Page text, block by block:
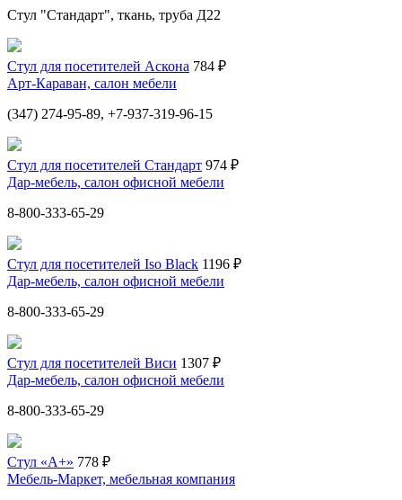
Стул "Стандарт", ткань, труба Д22
Стул для посетителей Аскона 784 ₽
Арт-Караван, салон мебели
(347) 274-95-89, +7-937-319-96-15
Стул для посетителей Стандарт 974 ₽
Дар-мебель, салон офисной мебели
8-800-333-65-29
Стул для посетителей Iso Black 1196 ₽
Дар-мебель, салон офисной мебели
8-800-333-65-29
Стул для посетителей Виси 1307 ₽
Дар-мебель, салон офисной мебели
8-800-333-65-29
Стул «А+» 778 ₽
Мебель-Маркет, мебельная компания